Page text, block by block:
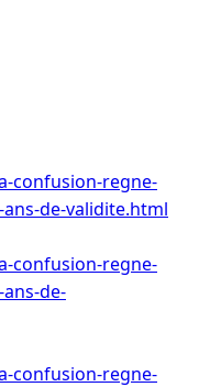
confusion-regne-
de-validite.html
confusion-regne-
de-
confusion-regne-